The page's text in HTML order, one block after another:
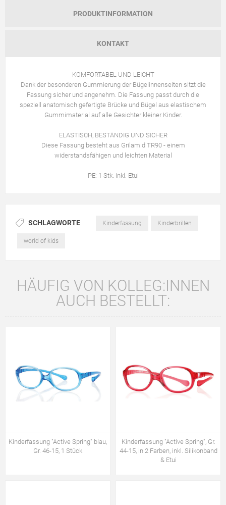
PRODUKTINFORMATION
KONTAKT
KOMFORTABEL UND LEICHT
Dank der besonderen Gummierung der Bügelinnenseiten sitzt die
Fassung sicher und angenehm. Die Fassung passt durch die
speziell anatomisch gefertigte Brücke und Bügel aus elastischem
Gummimaterial auf alle Gesichter kleiner Kinder.
ELASTISCH, BESTÄNDIG UND SICHER
Diese Fassung besteht aus Grilamid TR90 - einem
widerstandsfähigen und leichten Material
PE: 1 Stk. inkl. Etui
SCHLAGWORTE Kinderfassung Kinderbrillen
world of kids
HÄUFIG VON KOLLEG:INNEN
AUCH BESTELLT:
Kinderfassung "Active Spring" blau,
Gr. 46-15, 1 Stück
Kinderfassung "Active Spring", Gr.
44-15, in 2 Farben, inkl. Silikonband
& Etui